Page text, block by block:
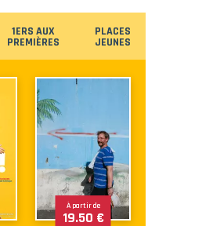
1ERS AUX
PREMIÈRES
PLACES
JEUNES
À partir de
19.50 €